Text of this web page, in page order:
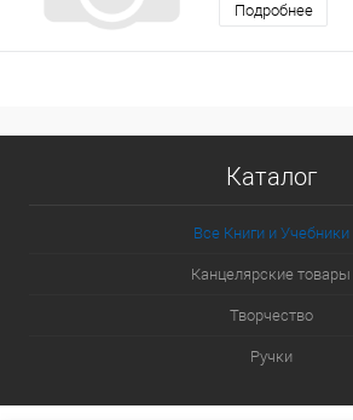
Подробнее
Каталог
Все Книги и Учебники
Канцелярские товары
Творчество
Ручки